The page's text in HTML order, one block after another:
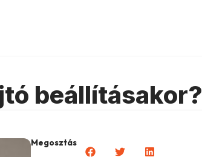
beállításakor?
Megosztás